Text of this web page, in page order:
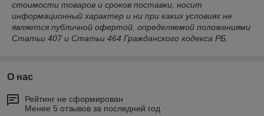
стоимости товаров и сроков поставки, носит
информационный характер и ни при каких условиях не
является публичной офертой, определяемой положениями
Статьи 407 и Статьи 464 Гражданского кодекса РБ.
О нас
Рейтинг не сформирован
Менее 5 отзывов за последний год